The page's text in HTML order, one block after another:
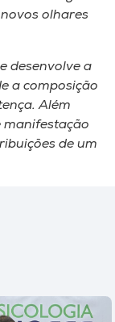
olhares
desenvolve a
a composição
Além
manifestação
de um